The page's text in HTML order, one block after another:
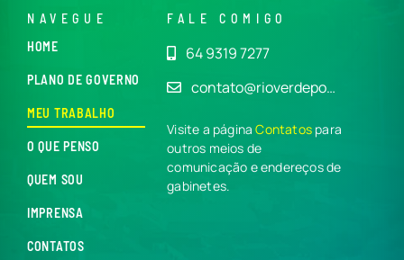
NAVEGUE
HOME
PLANO DE GOVERNO
MEU TRABALHO
O QUE PENSO
QUEM SOU
IMPRENSA
CONTATOS
FALE COMIGO
64 9319 7277
contato@rioverdepo…
Visite a páginaContatos para
outros meios de
comunicação e endereços de
gabinetes.